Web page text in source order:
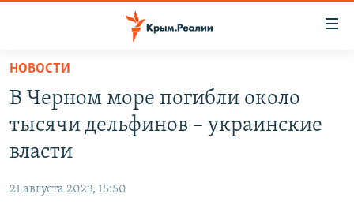
Вернуться
основному
содержанию
главной
навигации
СПЕЦПРОЕКТЫ
11 ЛЕТ ОККУПАЦИИ КРЫМА. 11 ИСТОРИЙ СОПРОТИВЛЕНИЯ
ЕЩЕ
НОВОСТИ
В Черном море погибли около
тысячи дельфинов – украинские
власти
21 августа 2023, 15:50